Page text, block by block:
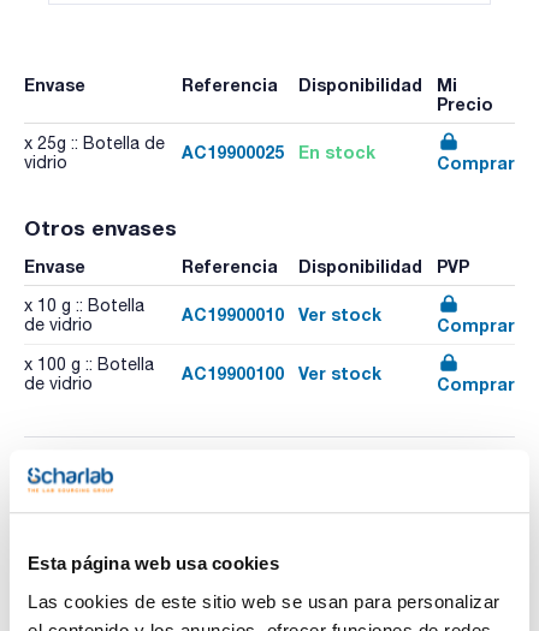
Esta página web usa cookies
Las cookies de este sitio web se usan para personalizar
Envase Referencia Disponibilidad
Mi
Precio
x 25g :: Botella de
vidrio
AC19900025 En stock
Comprar
Otros envases
Envase Referencia Disponibilidad PVP
x 10 g :: Botella
de vidrio
AC19900010 Ver stock
Comprar
x 100 g :: Botella
de vidrio
AC19900100 Ver stock
Comprar
Imprimir ficha de
Características
Capacidad : x 25g